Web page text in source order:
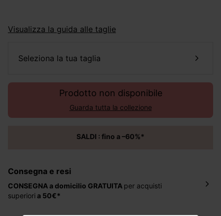
Visualizza la guida alle taglie
seleziona la tua taglia
Prodotto non disponibile
Guarda tutta la collezione
SALDI : fino a –60%*
Consegna e resi
CONSEGNA a domicilio GRATUITA per acquisti
superiori a 50€*